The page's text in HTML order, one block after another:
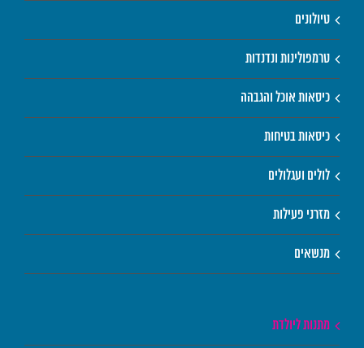
טיולונים
טרמפולינות ונדנדות
כיסאות אוכל והגבהה
כיסאות בטיחות
לולים ועגלולים
מזרני פעילות
מנשאים
מתנות ליולדת